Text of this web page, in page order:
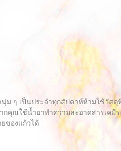
ๆ เป็นประจำทุกสัปดาห์ห้ามใช้วัส
คุณใช้น้ำยาทำความสะอาดสารเคมี
ของแก้วได้